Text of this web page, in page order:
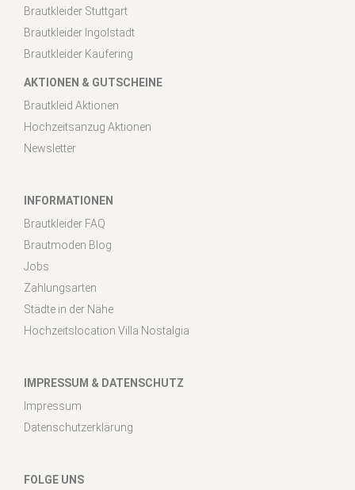
Brautkleider Stuttgart
Brautkleider Ingolstadt
Brautkleider Kaufering
AKTIONEN & GUTSCHEINE
Brautkleid Aktionen
Hochzeitsanzug Aktionen
Newsletter
INFORMATIONEN
Brautkleider FAQ
Brautmoden Blog
Jobs
Zahlungsarten
Städte in der Nähe
Hochzeitslocation Villa Nostalgia
IMPRESSUM & DATENSCHUTZ
Impressum
Datenschutzerklärung
FOLGE UNS